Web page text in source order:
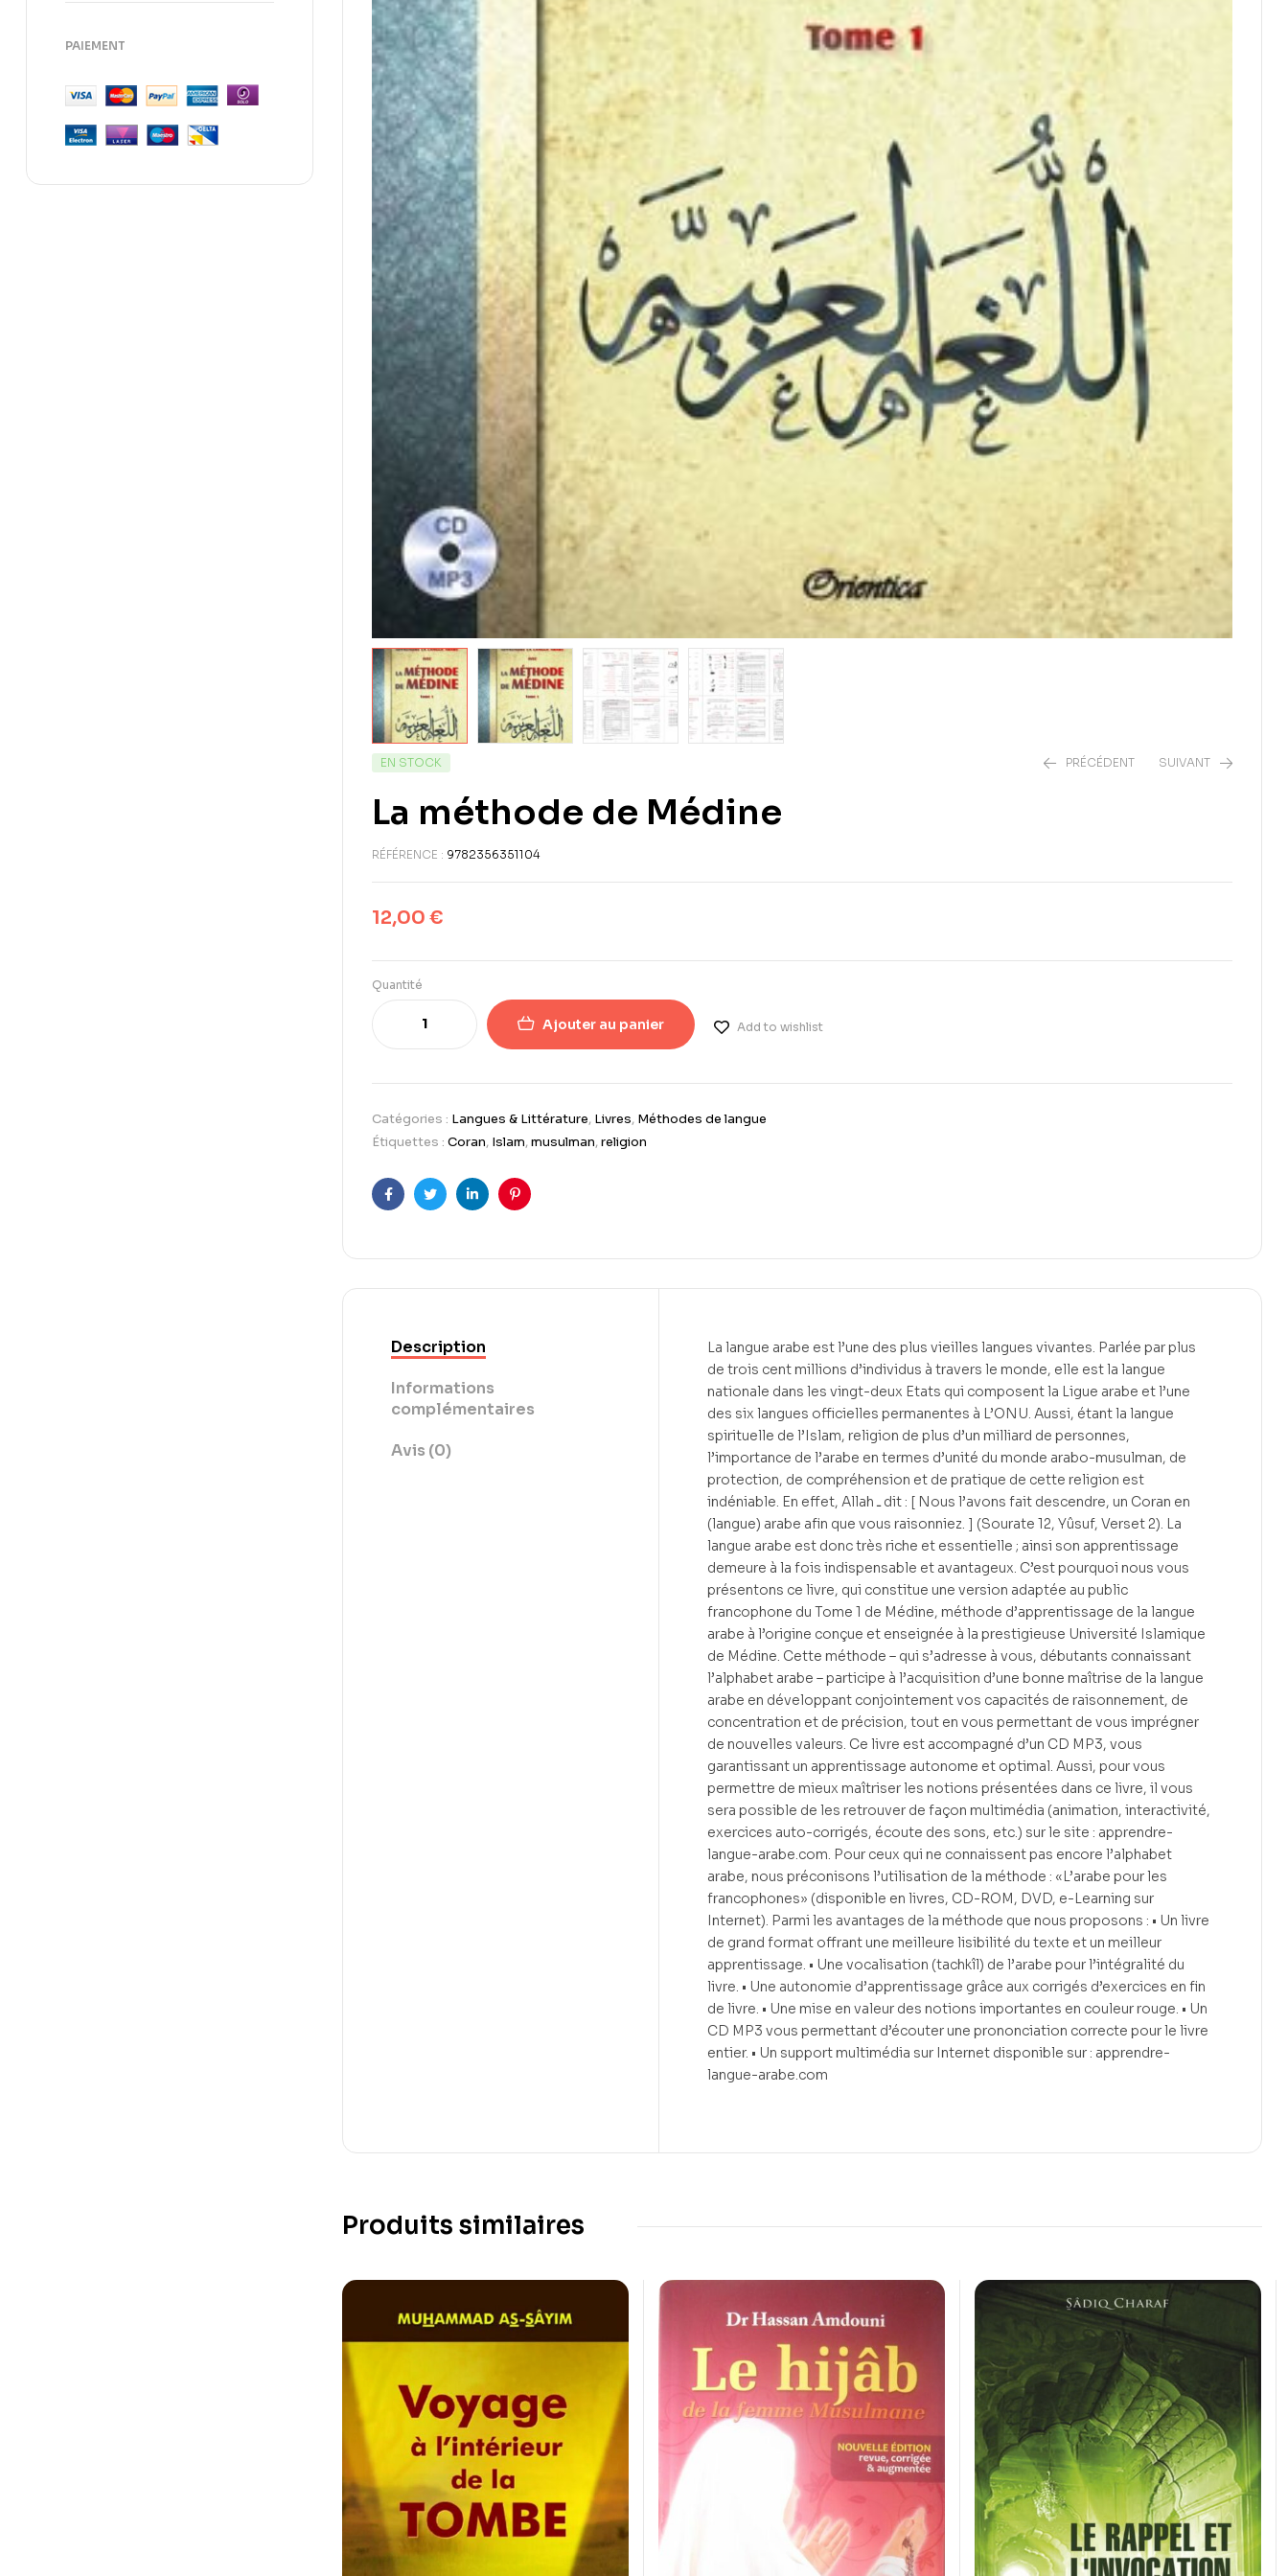
EN STOCK PRÉCÉDENT SUIVANT
La méthode de Médine
RÉFÉRENCE : 9782356351104
12,00 €
Quantité
Ajouter au panier Add to wishlist
Catégories : Langues & Littérature, Livres, Méthodes de langue
Étiquettes : Coran, Islam,musulman,religion
FacebookTwitterLinkedInPinterest
Description
Informations
complémentaires
Avis (0)
La langue arabe est l’une des plus vieilles langues vivantes. Parlée par plus
de trois cent millions d’individus à travers le monde, elle est la langue
nationale dans les vingt-deux Etats qui composent la Ligue arabe et l’une
des six langues officielles permanentes à L’ONU. Aussi, étant la langue
spirituelle de l’Islam, religion de plus d’un milliard de personnes,
l’importance de l’arabe en termes d’unité du monde arabo-musulman, de
protection, de compréhension et de pratique de cette religion est
indéniable. En effet, Allah ـ dit : [ Nous l’avons fait descendre, un Coran en
(langue) arabe afin que vous raisonniez. ] (Sourate 12, Yûsuf, Verset 2). La
langue arabe est donc très riche et essentielle ; ainsi son apprentissage
demeure à la fois indispensable et avantageux. C’est pourquoi nous vous
présentons ce livre, qui constitue une version adaptée au public
francophone du Tome 1 de Médine, méthode d’apprentissage de la langue
arabe à l’origine conçue et enseignée à la prestigieuse Université Islamique
de Médine. Cette méthode – qui s’adresse à vous, débutants connaissant
l’alphabet arabe – participe à l’acquisition d’une bonne maîtrise de la langue
arabe en développant conjointement vos capacités de raisonnement, de
concentration et de précision, tout en vous permettant de vous imprégner
de nouvelles valeurs. Ce livre est accompagné d’un CD MP3, vous
garantissant un apprentissage autonome et optimal. Aussi, pour vous
permettre de mieux maîtriser les notions présentées dans ce livre, il vous
sera possible de les retrouver de façon multimédia (animation, interactivité,
exercices auto-corrigés, écoute des sons, etc.) sur le site : apprendre-
langue-arabe.com. Pour ceux qui ne connaissent pas encore l’alphabet
arabe, nous préconisons l’utilisation de la méthode : «L’arabe pour les
francophones» (disponible en livres, CD-ROM, DVD, e-Learning sur
Internet). Parmi les avantages de la méthode que nous proposons : • Un livre
de grand format offrant une meilleure lisibilité du texte et un meilleur
apprentissage. • Une vocalisation (tachkîl) de l’arabe pour l’intégralité du
livre. • Une autonomie d’apprentissage grâce aux corrigés d’exercices en fin
de livre. • Une mise en valeur des notions importantes en couleur rouge. • Un
CD MP3 vous permettant d’écouter une prononciation correcte pour le livre
entier. • Un support multimédia sur Internet disponible sur : apprendre-
langue-arabe.com
Produits similaires
PAIEMENT